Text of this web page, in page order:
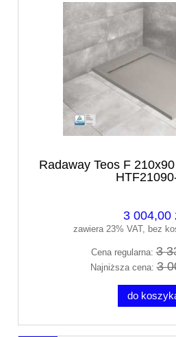
Radaway Teos F
3 004,00
zawiera 23% VAT, bez
Cena regularna:3
Najniższa cena:3
do